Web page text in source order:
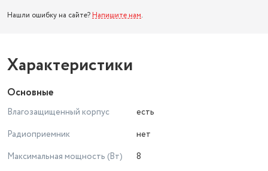
Нашли ошибку на сайте? Напишите нам.
Характеристики
Основные
Влагозащищенный корпус
есть
Радиоприемник
нет
Максимальная мощность (Вт)
8